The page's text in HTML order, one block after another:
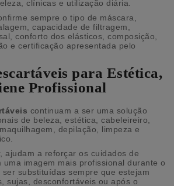
clínicas e utilização diária.
sempre o tipo de máscara,
capacidade de filtragem,
conforto dos elásticos, composição,
e certificação apresentada pelo
para Estética,
Profissional
continuam a ser uma solução
de beleza, estética, cabeleireiro,
depilação, limpeza e
ajudam a reforçar os cuidados de
uma imagem mais profissional durante o
substituídas sempre que estejam
sujas, desconfortáveis ou após o